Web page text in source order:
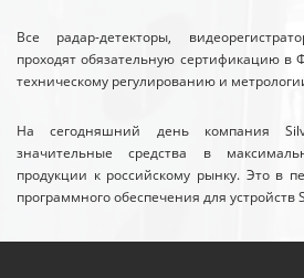
Все радар-детекторы,
проходят обязательную сертификацию в
техническому регулированию и
На сегодняшний день компания
значительные средства в
продукции к российскому рынку. Это в
программного обеспечения для устройств